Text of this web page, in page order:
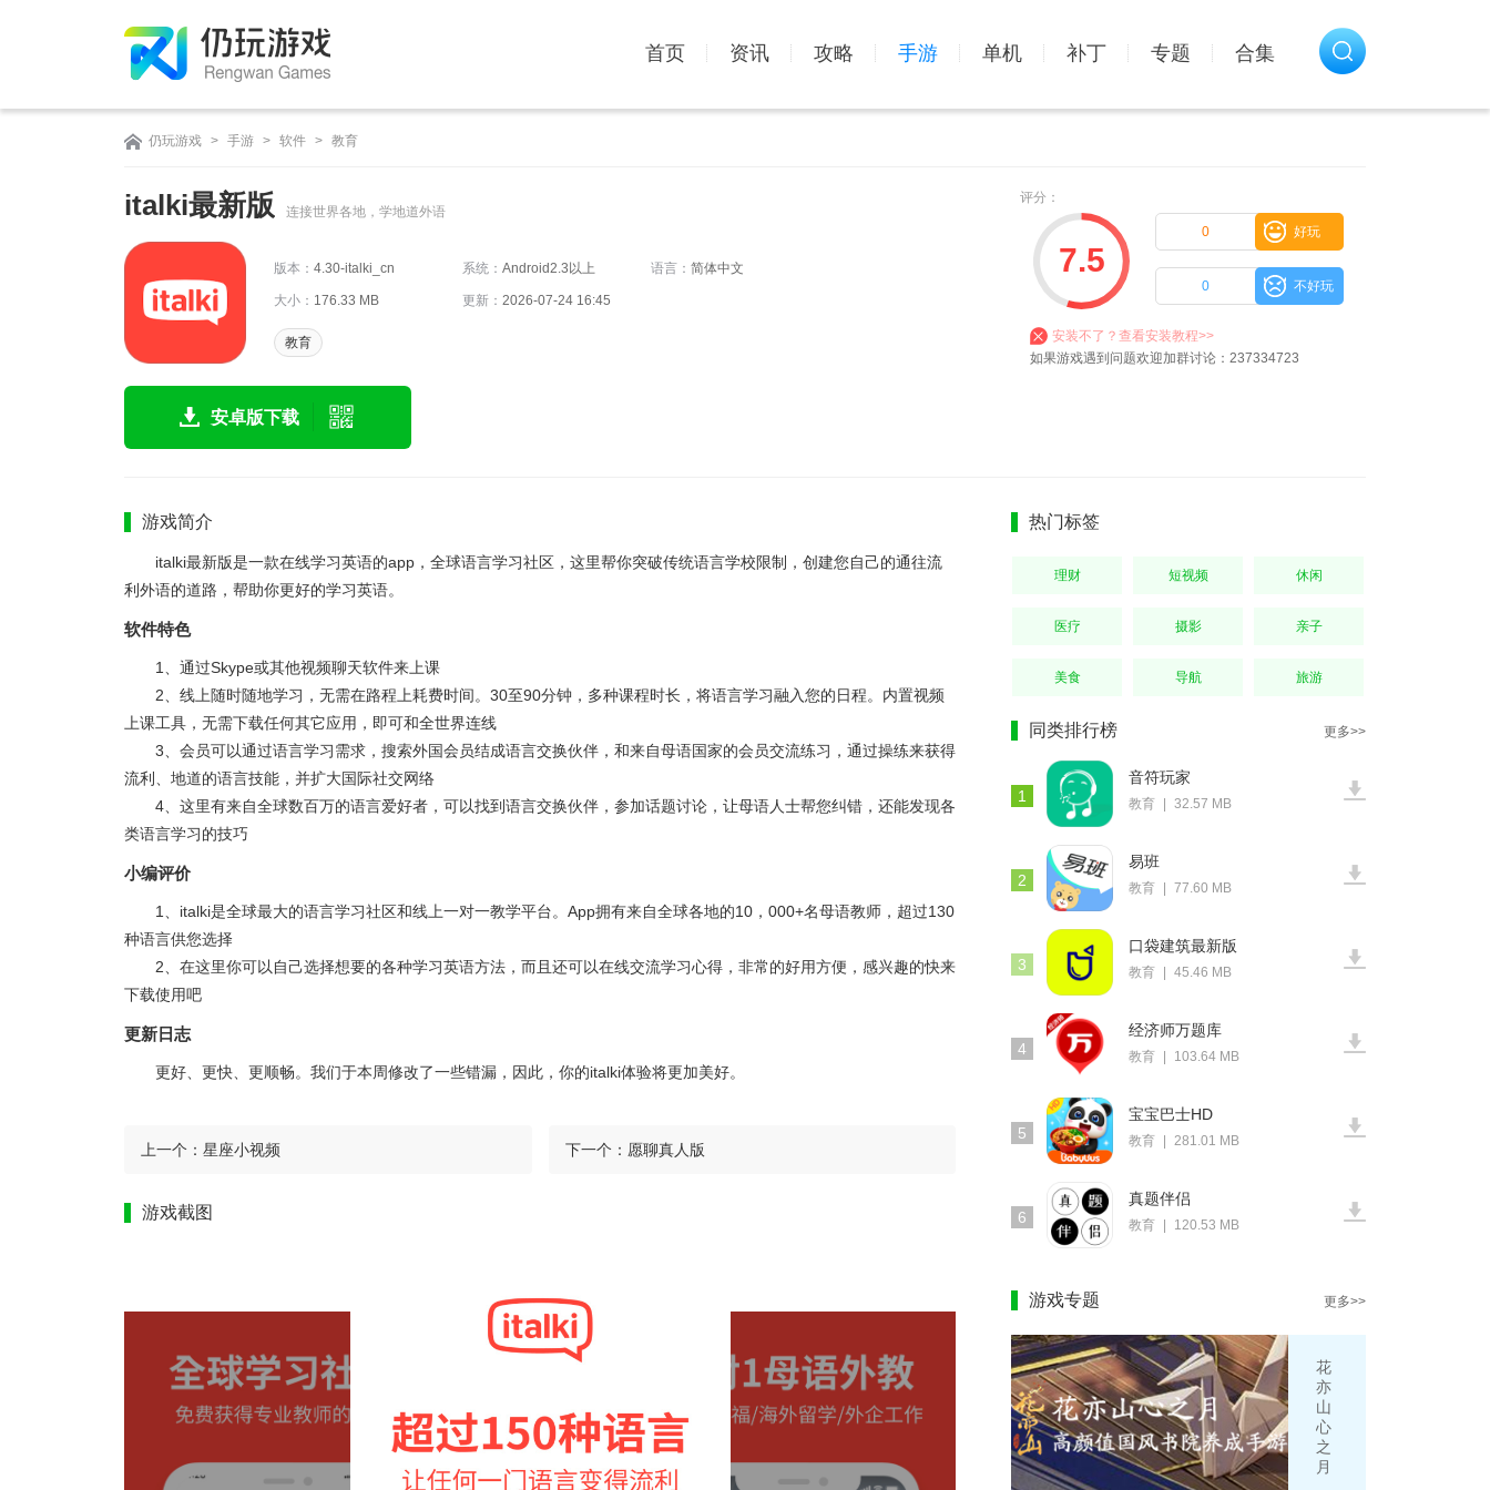
首页 资讯 攻略 手游 单机 补丁 专题 合集
仍玩游戏 > 手游 > 软件 > 教育
评分：
7.5
好玩
0
不好玩
0
italki最新版 连接世界各地，学地道外语
版本： 4.30-italki_cn 系统： Android2.3以上 语言： 简体中文
大小： 176.33 MB 更新： 2026-07-24 16:45
教育
安卓版下载
安装不了？查看安装教程>>
如果游戏遇到问题欢迎加群讨论：237334723
游戏简介
italki最新版是一款在线学习英语的app，全球语言学习社区，这里帮你突破传统语言学校限制，创建您自己的通往流
利外语的道路，帮助你更好的学习英语。
软件特色
1、通过Skype或其他视频聊天软件来上课
2、线上随时随地学习，无需在路程上耗费时间。30至90分钟，多种课程时长，将语言学习融入您的日程。内置视频
上课工具，无需下载任何其它应用，即可和全世界连线
3、会员可以通过语言学习需求，搜索外国会员结成语言交换伙伴，和来自母语国家的会员交流练习，通过操练来获得
流利、地道的语言技能，并扩大国际社交网络
4、这里有来自全球数百万的语言爱好者，可以找到语言交换伙伴，参加话题讨论，让母语人士帮您纠错，还能发现各
类语言学习的技巧
小编评价
1、italki是全球最大的语言学习社区和线上一对一教学平台。App拥有来自全球各地的10，000+名母语教师，超过130
种语言供您选择
2、在这里你可以自己选择想要的各种学习英语方法，而且还可以在线交流学习心得，非常的好用方便，感兴趣的快来
下载使用吧
更新日志
更好、更快、更顺畅。我们于本周修改了一些错漏，因此，你的italki体验将更加美好。
上一个： 星座小视频 下一个： 愿聊真人版
游戏截图
热门标签
理财 短视频 休闲
医疗 摄影 亲子
美食 导航 旅游
同类排行榜 更多>>
1
音符玩家
教育 32.57 MB
2
易班
教育 77.60 MB
3
口袋建筑最新版
教育 45.46 MB
4
经济师万题库
教育 103.64 MB
5
宝宝巴士HD
教育 281.01 MB
6
真题伴侣
教育 120.53 MB
游戏专题 更多>>
花
亦
山
心
之
月